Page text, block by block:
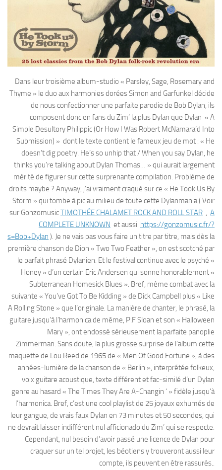
Dans leur troisième album-studio « Parsley, Sage, Rosemary and
Thyme » le duo aux harmonies dorées Simon and Garfunkel décide
de nous confectionner une parfaite parodie de Bob Dylan, ils
composent donc en fans du Zim’ la plus Dylan que Dylan « A
Simple Desultory Philippic (Or How I Was Robert McNamara’d Into
Submission) » dont le texte contient le fameux jeu de mot : « He
doesn’t dig poetry. He’s so unhip that / When you say Dylan, he
thinks you’re talking about Dylan Thomas… » qui aurait largement
mérité de figurer sur cette surprenante compilation. Problème de
droits maybe ? Anyway, j’ai vraiment craqué sur ce « He Took Us By
Storm » qui tombe à pic au milieu de toute cette Dylanmania ( Voir
sur GonzomusicTIMOTHÉE CHALAMET ROCK AND ROLL STAR , A
COMPLETE UNKNOWN et aussi https://gonzomusic.fr/?
s=Bob+Dylan ). Je ne vais pas vous faire un titre par titre, mais dès la
première chanson de Dion « Two Two Feather », on est scotché par
le parfait phrasé Dylanien. Et le festival continue avec le psyché «
Honey » d’un certain Eric Andersen qui sonne honorablement «
Subterranean Homesick Blues ». Bref, même combat avec la
suivante « You’ve Got To Be Kidding » de Dick Campbell plus « Like
A Rolling Stone » que l’originale. La manière de chanter, le phrasé, la
guitare jusqu’à l’harmonica de même, P.F Sloan et son « Halloween
Mary », ont endossé sérieusement la parfaite panoplie
Zimmerman. Sans doute, la plus grosse surprise de l’album cette
maquette de Lou Reed de 1965 de « Men Of Good Fortune », à des
années-lumière de la chanson de « Berlin », interprétée folkeux,
voix guitare acoustique, texte différent et fac-similé d’un Dylan
genre au hasard « The Times They Are A-Changin ‘ » fidèle jusqu’à
l’harmonica. Bref, c’est une cool playlist de 25 joyaux exhumés de
leur gangue, de vrais faux Dylan en 73 minutes et 50 secondes, qui
ne devrait laisser indifférent nul afficionado du Zim’ qui se respecte.
Cependant, nul besoin d’avoir passé une licence de Dylan pour
craquer sur un tel projet, les béotiens y trouveront aussi leur
compte, ils peuvent en être rassurés..